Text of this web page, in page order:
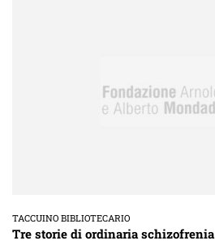
TACCUINO BIBLIOTECARIO
Tre storie di ordinaria schizofrenia